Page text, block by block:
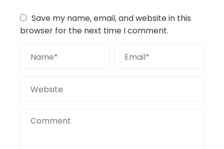
Save my name, email, and website in this
browser for the next time I comment.